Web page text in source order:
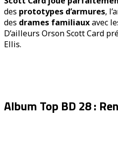
des prototypes d’armures,
des drames familiauxavec
D’ailleurs Orson Scott Card
Ellis.
Album Top BD 28 :